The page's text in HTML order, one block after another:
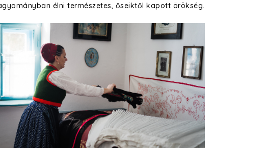
élni természetes, őseiktől kapott örökség.